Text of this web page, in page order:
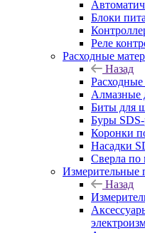
Блоки
Реле
Расходные
Назад
Алмазные
Биты для
Буры
Коронки
Насадки
Сверла по
Измерительные
Назад